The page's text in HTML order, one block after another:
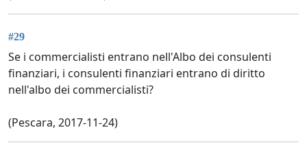
#29
Se i commercialisti entrano nell'Albo dei consulenti
finanziari, i consulenti finanziari entrano di diritto
nell'albo dei commercialisti?
(Pescara, 2017-11-24)